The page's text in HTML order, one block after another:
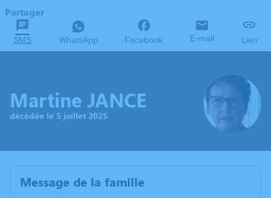
Partager
SMS WhatsApp Facebook E-mail Lien
Martine JANCE
décédée le 5 juillet 2025
Message de la famille